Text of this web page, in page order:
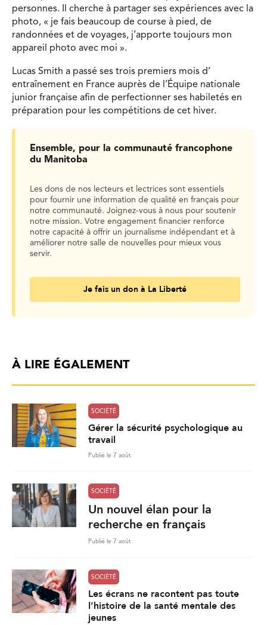
personnes. Il cherche à partager ses expériences avec la
photo, « je fais beaucoup de course à pied, de
randonnées et de voyages, j’apporte toujours mon
appareil photo avec moi ».
Lucas Smith a passé ses trois premiers mois d’
entraînement en France auprès de l’Équipe nationale
junior française afin de perfectionner ses habiletés en
préparation pour les compétitions de cet hiver.
Ensemble, pour la communauté francophone
du Manitoba
Les dons de nos lecteurs et lectrices sont essentiels
pour fournir une information de qualité en français pour
notre communauté. Joignez-vous à nous pour soutenir
notre mission. Votre engagement financier renforce
notre capacité à offrir un journalisme indépendant et à
améliorer notre salle de nouvelles pour mieux vous
servir.
Je fais un don à La Liberté
À LIRE ÉGALEMENT
SOCIÉTÉ
Gérer la sécurité psychologique au
travail
Publié le 7 août
SOCIÉTÉ
Un nouvel élan pour la
recherche en français
Publié le 7 août
SOCIÉTÉ
Les écrans ne racontent pas toute
l’histoire de la santé mentale des
jeunes